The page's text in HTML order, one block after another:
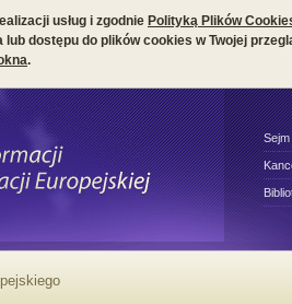
usług i zgodnie Polityką Plików
dostępu do plików cookies w Twojej
.